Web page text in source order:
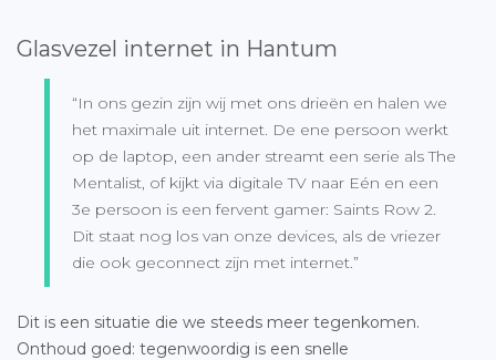
Glasvezel internet in Hantum
“In ons gezin zijn wij met ons drieën en halen we
het maximale uit internet. De ene persoon werkt
op de laptop, een ander streamt een serie als The
Mentalist, of kijkt via digitale TV naar Eén en een
3e persoon is een fervent gamer: Saints Row 2.
Dit staat nog los van onze devices, als de vriezer
die ook geconnect zijn met internet.”
Dit is een situatie die we steeds meer tegenkomen.
Onthoud goed: tegenwoordig is een snelle